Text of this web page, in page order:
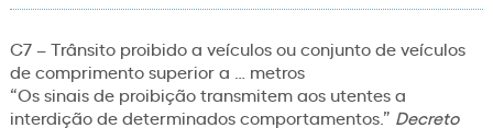
C7 – Trânsito proibido a veículos ou conjunto de veículos
de comprimento superior a … metros
“Os sinais de proibição transmitem aos utentes a
interdição de determinados comportamentos.” Decreto